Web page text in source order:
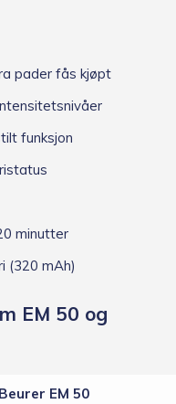
pader fås kjøpt
funksjon
minutter
(320 mAh)
EM 50 og
Beurer EM 50